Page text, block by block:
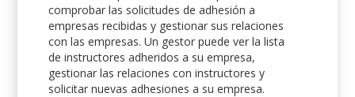
comprobar las solicitudes de adhesión a
empresas recibidas y gestionar sus relaciones
con las empresas. Un gestor puede ver la lista
de instructores adheridos a su empresa,
gestionar las relaciones con instructores y
solicitar nuevas adhesiones a su empresa.